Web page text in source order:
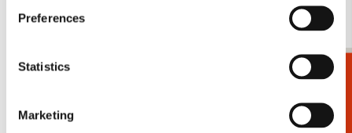
Preferences
Statistics
Marketing
€ 3,50 € 9,99
Bekijk alles van Cadeau voor haar
Meer van Angelique Weijers Cadeaukiezer